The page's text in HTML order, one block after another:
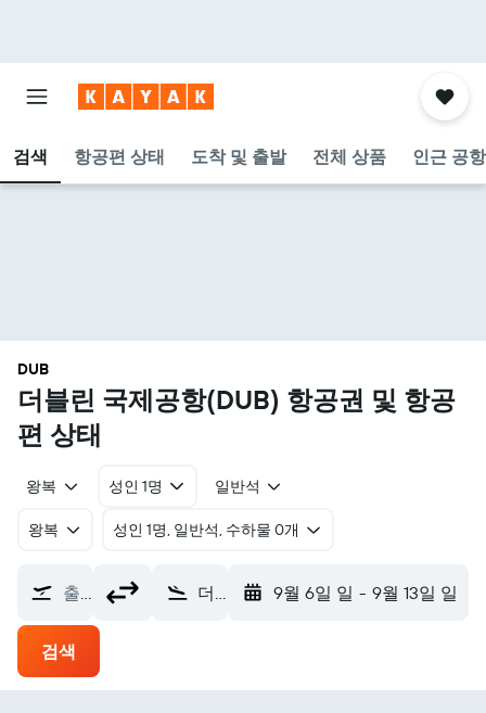
검색 항공편 상태 도착 및 출발 전체 상품 인근 공항
DUB
더블린 국제공항(DUB) 항공권 및 항공
편 상태
왕복 성인 1명 일반석
왕복 ​성인 1명, 일반석, 수하물 0개
출발지 더블린 국제공항 (DUB) 9월 6일 일 - 9월 13일 일
검색